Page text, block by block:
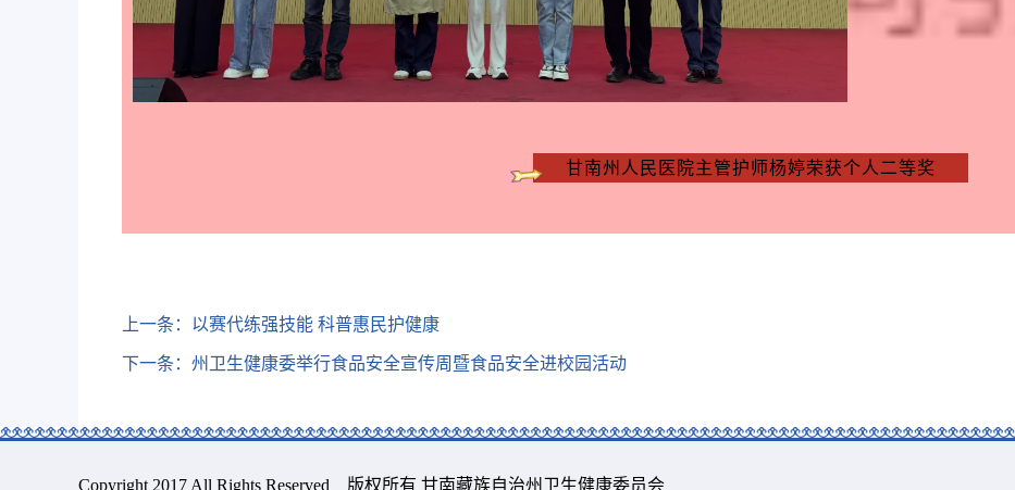
甘南州人民医院主管护师杨婷荣获个人二等奖
上一条： 以赛代练强技能 科普惠民护健康
下一条： 州卫生健康委举行食品安全宣传周暨食品安全进校园活动
Copyright 2017 All Rights Reserved 版权所有 甘南藏族自治州卫生健康委员会